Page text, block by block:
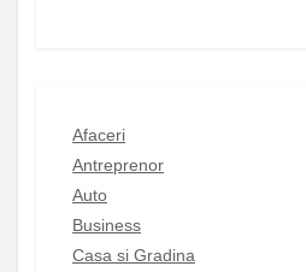
Afaceri
Antreprenor
Auto
Business
Casa si Gradina